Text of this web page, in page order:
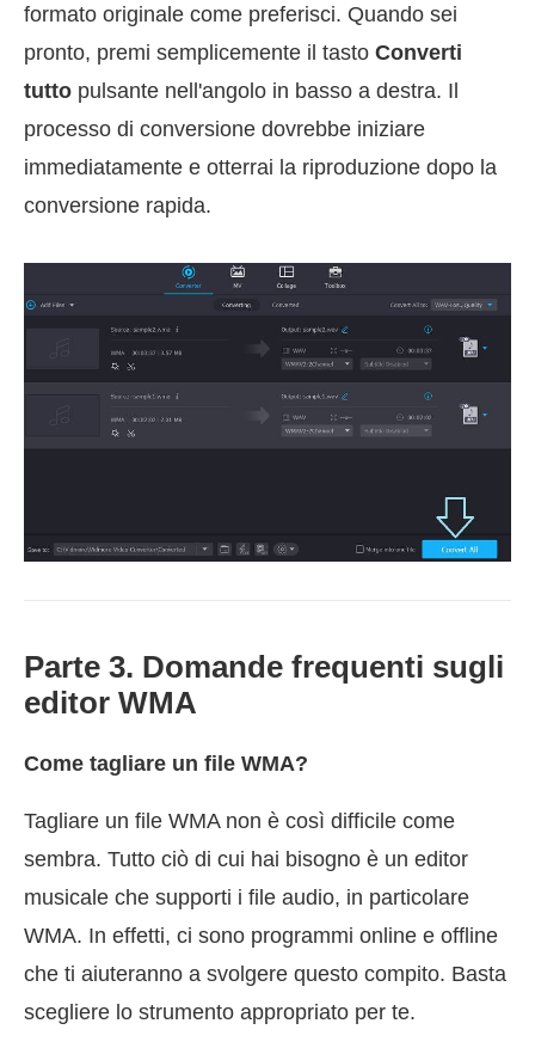
formato originale come preferisci. Quando sei
pronto, premi semplicemente il tasto Converti
tutto pulsante nell'angolo in basso a destra. Il
processo di conversione dovrebbe iniziare
immediatamente e otterrai la riproduzione dopo la
conversione rapida.
Parte 3. Domande frequenti sugli
editor WMA
Come tagliare un file WMA?
Tagliare un file WMA non è così difficile come
sembra. Tutto ciò di cui hai bisogno è un editor
musicale che supporti i file audio, in particolare
WMA. In effetti, ci sono programmi online e offline
che ti aiuteranno a svolgere questo compito. Basta
scegliere lo strumento appropriato per te.